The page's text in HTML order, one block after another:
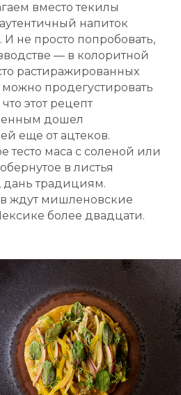
вместо текилы
напиток
не просто попробовать,
— в колоритной
растиражированных
продегустировать
этот рецепт
дошел
еще от ацтеков.
тесто маса с соленой или
в листья
дань традициям.
ждут мишленовские
более двадцати.